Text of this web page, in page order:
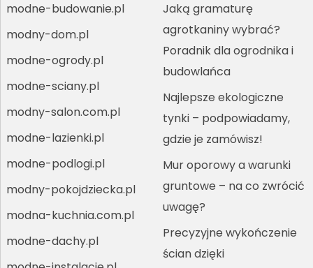
modne-budowanie.pl
modny-dom.pl
modne-ogrody.pl
modne-sciany.pl
modny-salon.com.pl
modne-lazienki.pl
modne-podlogi.pl
modny-pokojdziecka.pl
modna-kuchnia.com.pl
modne-dachy.pl
Jaką gramaturę
agrotkaniny wybrać?
Poradnik dla ogrodnika i
budowlańca
Najlepsze ekologiczne
tynki – podpowiadamy,
gdzie je zamówisz!
Mur oporowy a warunki
gruntowe – na co zwrócić
uwagę?
Precyzyjne wykończenie
ścian dzięki